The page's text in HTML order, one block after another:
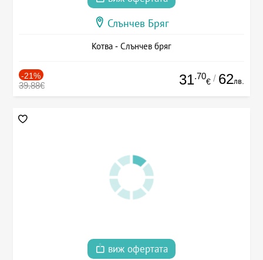
Слънчев Бряг
Котва - Слънчев бряг
-21%
39.88€ 31.70
€ / 62лв.
виж офертата